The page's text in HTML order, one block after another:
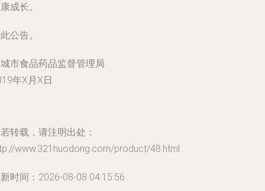
成长。
公告。
市食品药品监督管理局
年X月X日
转载，请注明出处：
www.321huodong.com/product/48.html
时间：2026-08-08 04:15:56